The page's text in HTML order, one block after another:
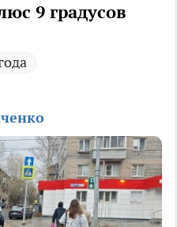
9 градусов